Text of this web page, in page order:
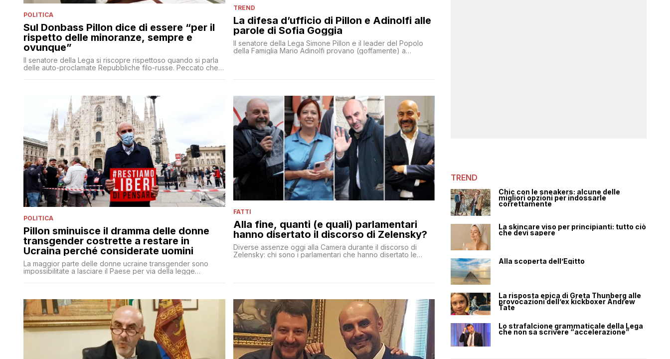
POLITICA
Sul Donbass Pillon dice di essere “per il
rispetto delle minoranze, sempre e
ovunque”
Il senatore della Lega si riscopre rispettoso quando si parla
delle auto-proclamate Repubbliche filo-russe. Peccato che
TREND
La difesa d’ufficio di Pillon e Adinolfi alle
parole di Sofia Goggia
Il senatore della Lega Simone Pillon e il leader del Popolo
della Famiglia Mario Adinolfi provano (goffamente) a
POLITICA
Pillon sminuisce il dramma delle donne
transgender costrette a restare in
Ucraina perché considerate uomini
La maggior parte delle donne ucraine transgender sono
impossibilitate a lasciare il Paese per via della legge
FATTI
Alla fine, quanti (e quali) parlamentari
hanno disertato il discorso di Zelensky?
Diverse assenze oggi alla Camera durante il discorso di
Zelensky: chi sono i parlamentari che hanno disertato le
TREND
Chic con le sneakers: alcune delle
migliori opzioni per indossarle
correttamente
La skincare viso per principianti: tutto ciò
che devi sapere
Alla scoperta dell’Egitto
La risposta epica di Greta Thunberg alle
provocazioni dell’ex kickboxer Andrew
Tate
Lo strafalcione grammaticale della Lega
che non sa scrivere “accelerazione”